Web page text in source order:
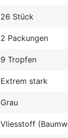
26 Stück
2 Packungen
9 Tropfen
Extrem stark
Grau
Vliesstoff